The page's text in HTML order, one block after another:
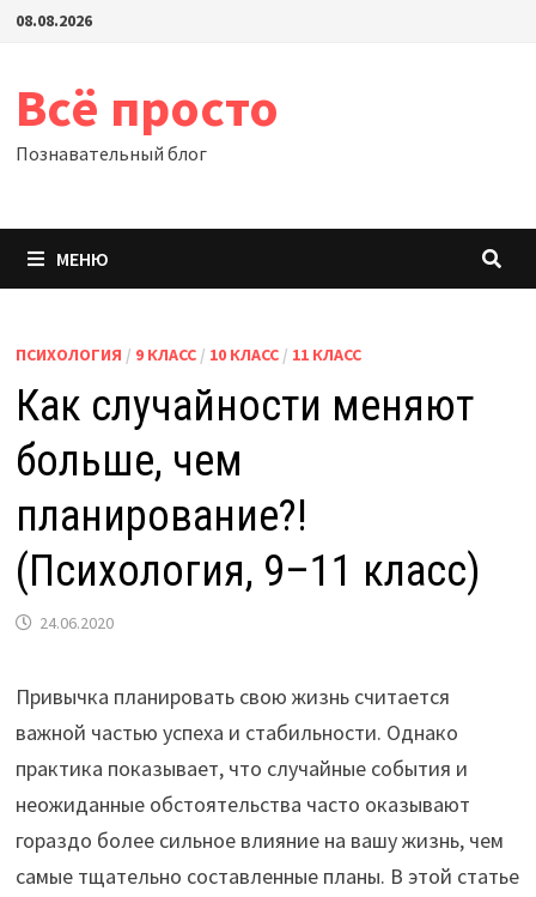
Перейти
08.08.2026
Всё просто
Познавательный блог
МЕНЮ
ПСИХОЛОГИЯ / 9 КЛАСС/ 10 КЛАСС/ 11 КЛАСС
Как случайности меняют
больше, чем
планирование?!
(Психология, 9–11 класс)
24.06.2020
Привычка планировать свою жизнь считается
важной частью успеха и стабильности. Однако
практика показывает, что случайные события и
неожиданные обстоятельства часто оказывают
гораздо более сильное влияние на вашу жизнь, чем
самые тщательно составленные планы. В этой статье